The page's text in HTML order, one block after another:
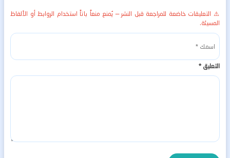
⚠️ التعليقات خاضعة للمراجعة قبل النشر — يُمنع منعاً باتاً استخدام الروابط أو الألفاظ
المسيئة.
التعليق*